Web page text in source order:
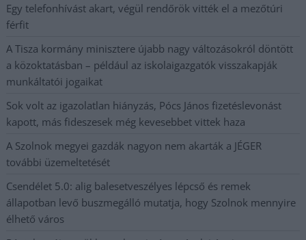
Egy telefonhívást akart, végül rendőrök vitték el a mezőtúri
férfit
A Tisza kormány minisztere újabb nagy változásokról döntött
a közoktatásban – például az iskolaigazgatók visszakapják
munkáltatói jogaikat
Sok volt az igazolatlan hiányzás, Pócs János fizetéslevonást
kapott, más fideszesek még kevesebbet vittek haza
A Szolnok megyei gazdák nagyon nem akarták a JÉGER
további üzemeltetését
Csendélet 5.0: alig balesetveszélyes lépcső és remek
állapotban levő buszmegálló mutatja, hogy Szolnok mennyire
élhető város